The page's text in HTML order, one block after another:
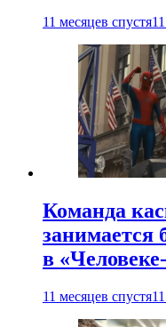
11 месяцев спустя
Команда
занимается
в
11 месяцев спустя